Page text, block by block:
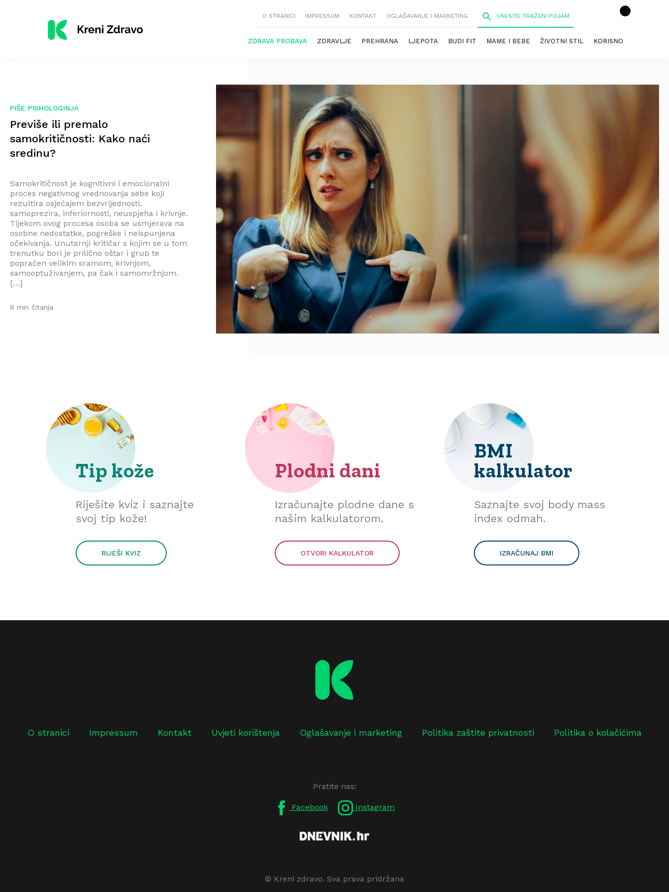
O STRANICI IMPRESSUM KONTAKT OGLAŠAVANJE I MARKETING
ZDRAVA PROBAVA ZDRAVLJE PREHRANA LJEPOTA BUDI FIT MAME I BEBE ŽIVOTNI STIL KORISNO
PIŠE PSIHOLOGINJA
Previše ili premalo
samokritičnosti: Kako naći
sredinu?
Samokritičnost je kognitivni i emocionalni
proces negativnog vrednovanja sebe koji
rezultira osjećajem bezvrijednosti,
samoprezira, inferiornosti, neuspjeha i krivnje.
Tijekom ovog procesa osoba se usmjerava na
osobne nedostatke, pogreške i neispunjena
očekivanja. Unutarnji kritičar s kojim se u tom
trenutku bori je prilično oštar i grub te
popraćen velikim sramom, krivnjom,
samooptuživanjem, pa čak i samomržnjom.
[…]
6 min čitanja
Tip kože
Riješite kviz i saznajte
svoj tip kože!
RIJEŠI KVIZ
Plodni dani
Izračunajte plodne dane s
našim kalkulatorom.
OTVORI KALKULATOR
BMI
kalkulator
Saznajte svoj body mass
index odmah.
IZRAČUNAJ BMI
O stranici Impressum Kontakt Uvjeti korištenja Oglašavanje i marketing Politika zaštite privatnosti Politika o kolačićima
Pratite nas:
Facebook Instagram
© Kreni zdravo. Sva prava pridržana